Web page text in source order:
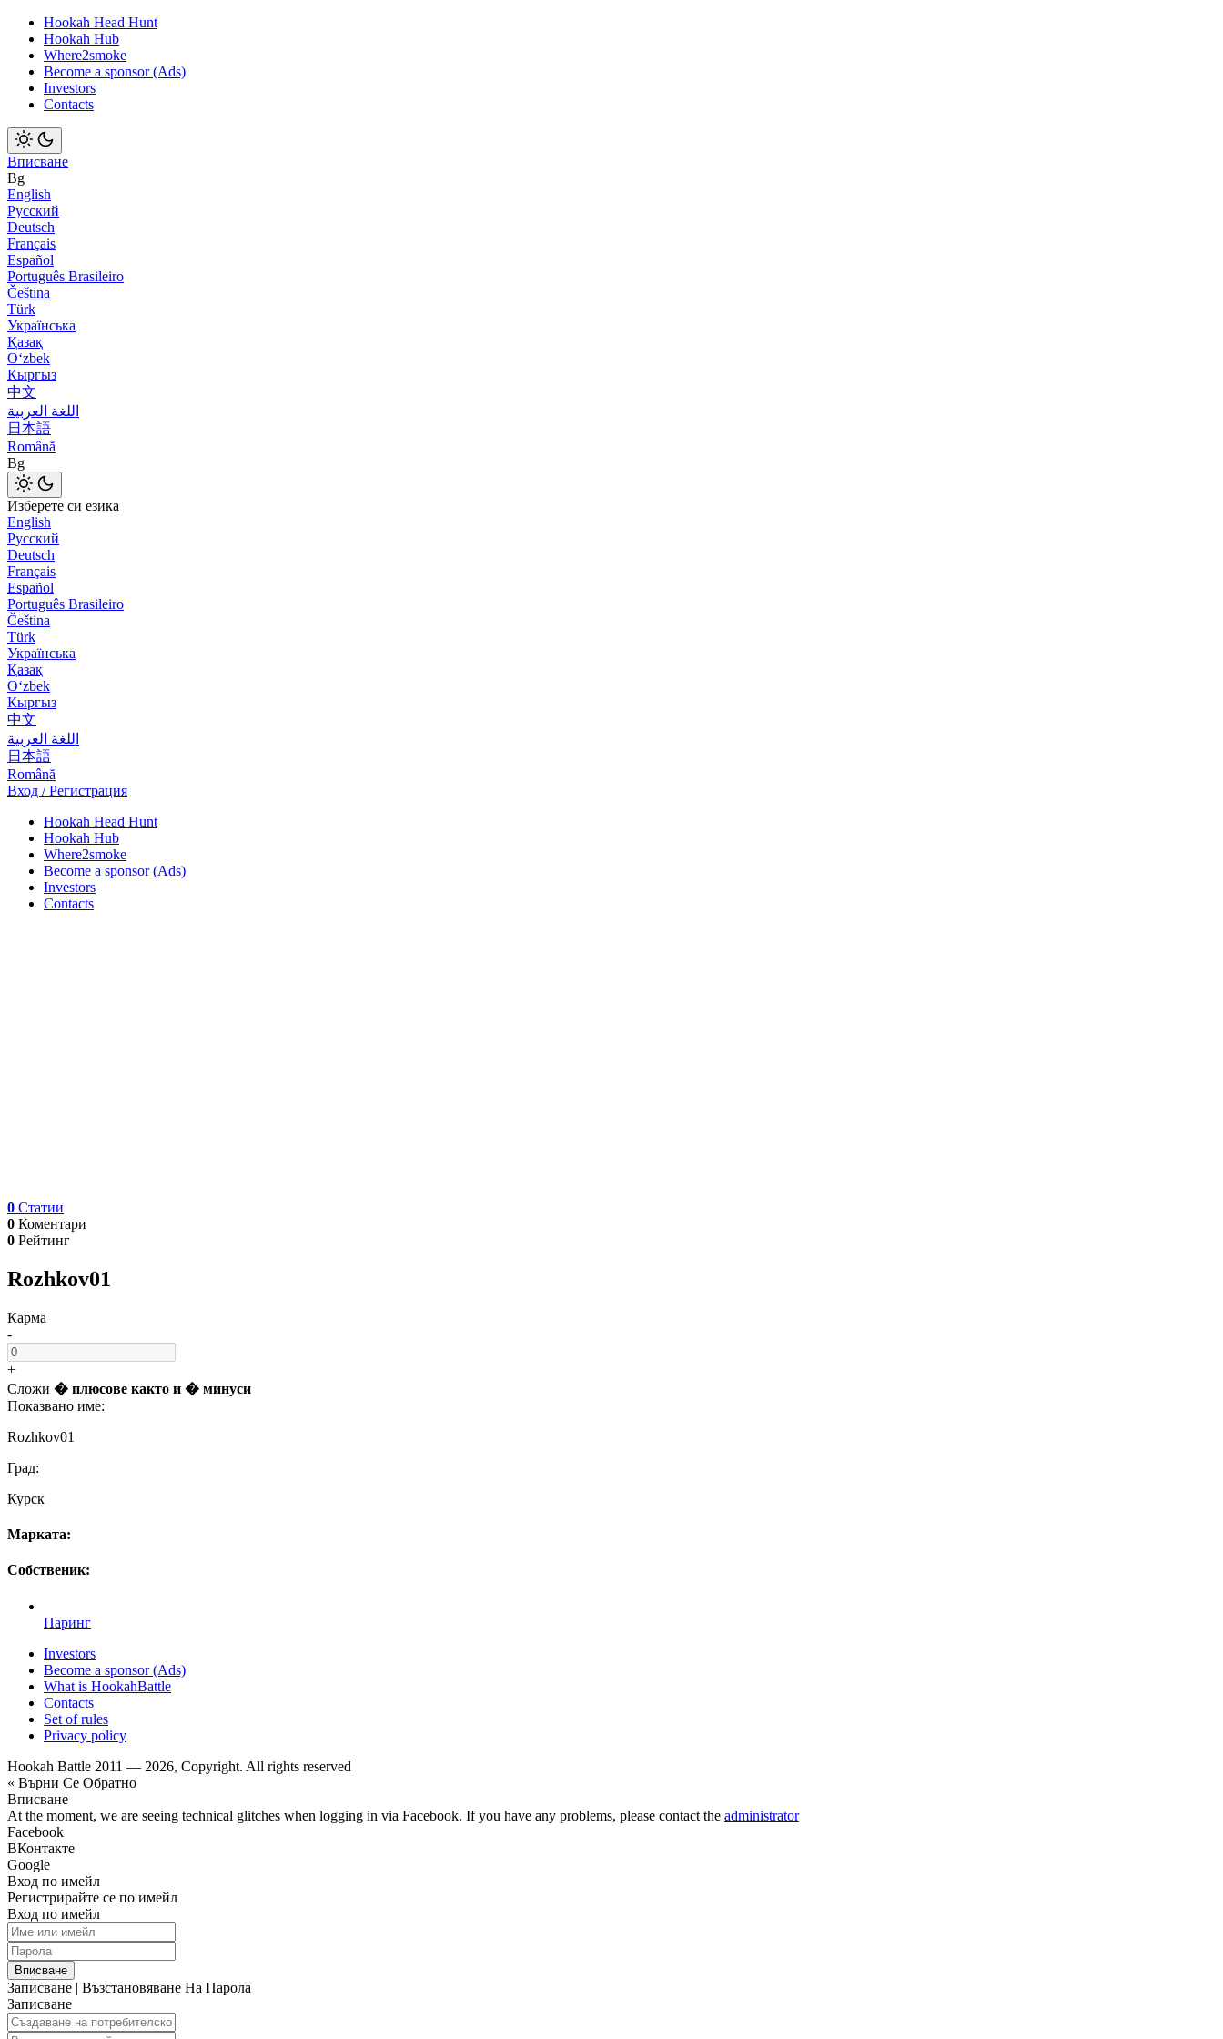
Hookah Head Hunt
Hookah Hub
Where2smoke
Become a sponsor (Ads)
Investors
Contacts
Вписване
Bg
English
Русский
Deutsch
Français
Español
Português Brasileiro
Čeština
Türk
Українська
Қазақ
Оʻzbek
Кыргыз
中文
اللغة العربية
日本語
Română
Bg
Изберете си езика
English
Русский
Deutsch
Français
Español
Português Brasileiro
Čeština
Türk
Українська
Қазақ
Оʻzbek
Кыргыз
中文
اللغة العربية
日本語
Română
Вход / Регистрация
Hookah Head Hunt
Hookah Hub
Where2smoke
Become a sponsor (Ads)
Investors
Contacts
0 Статии
0 Коментари
0 Рейтинг
Rozhkov01
Карма
-
+
Сложи � плюсове както и � минуси
Показвано име:
Rozhkov01
Град:
Курск
Марката:
Собственик:
Паринг
Investors
Become a sponsor (Ads)
What is HookahBattle
Contacts
Set of rules
Privacy policy
Hookah Battle 2011 — 2026, Copyright. All rights reserved
« Върни Се Обратно
Вписване
At the moment, we are seeing technical glitches when logging in via Facebook. If you have any problems, please contact the administrator
Facebook
ВКонтакте
Google
Вход по имейл
Регистрирайте се по имейл
Вход по имейл
Вписване
Записване | Възстановяване На Парола
Записване